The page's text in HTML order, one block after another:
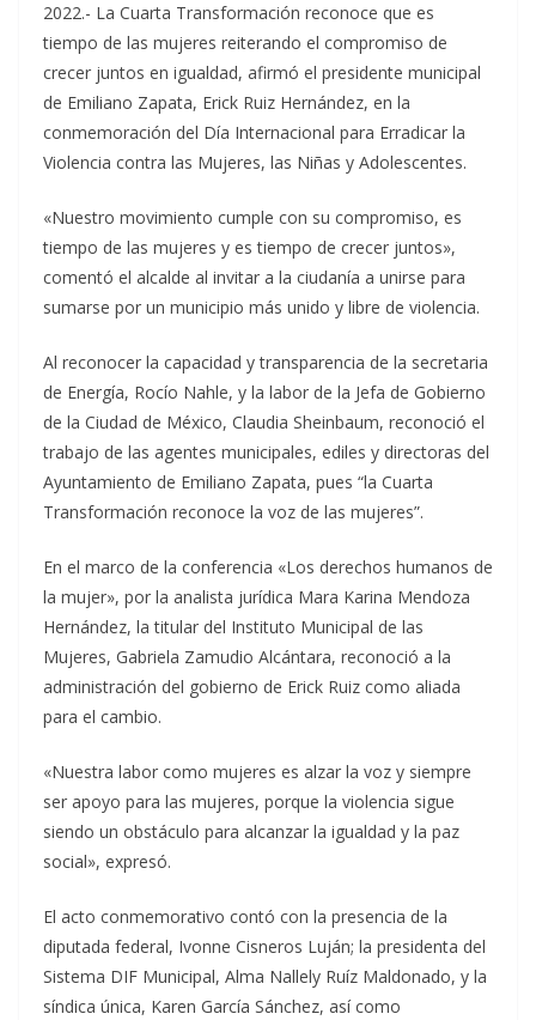
2022.- La Cuarta Transformación reconoce que es
tiempo de las mujeres reiterando el compromiso de
crecer juntos en igualdad, afirmó el presidente municipal
de Emiliano Zapata, Erick Ruiz Hernández, en la
conmemoración del Día Internacional para Erradicar la
Violencia contra las Mujeres, las Niñas y Adolescentes.
«Nuestro movimiento cumple con su compromiso, es
tiempo de las mujeres y es tiempo de crecer juntos»,
comentó el alcalde al invitar a la ciudanía a unirse para
sumarse por un municipio más unido y libre de violencia.
Al reconocer la capacidad y transparencia de la secretaria
de Energía, Rocío Nahle, y la labor de la Jefa de Gobierno
de la Ciudad de México, Claudia Sheinbaum, reconoció el
trabajo de las agentes municipales, ediles y directoras del
Ayuntamiento de Emiliano Zapata, pues “la Cuarta
Transformación reconoce la voz de las mujeres”.
En el marco de la conferencia «Los derechos humanos de
la mujer», por la analista jurídica Mara Karina Mendoza
Hernández, la titular del Instituto Municipal de las
Mujeres, Gabriela Zamudio Alcántara, reconoció a la
administración del gobierno de Erick Ruiz como aliada
para el cambio.
«Nuestra labor como mujeres es alzar la voz y siempre
ser apoyo para las mujeres, porque la violencia sigue
siendo un obstáculo para alcanzar la igualdad y la paz
social», expresó.
El acto conmemorativo contó con la presencia de la
diputada federal, Ivonne Cisneros Luján; la presidenta del
Sistema DIF Municipal, Alma Nallely Ruíz Maldonado, y la
síndica única, Karen García Sánchez, así como